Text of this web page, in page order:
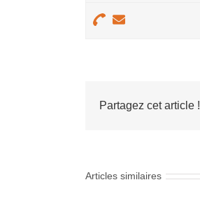
Partagez cet article !
Articles similaires